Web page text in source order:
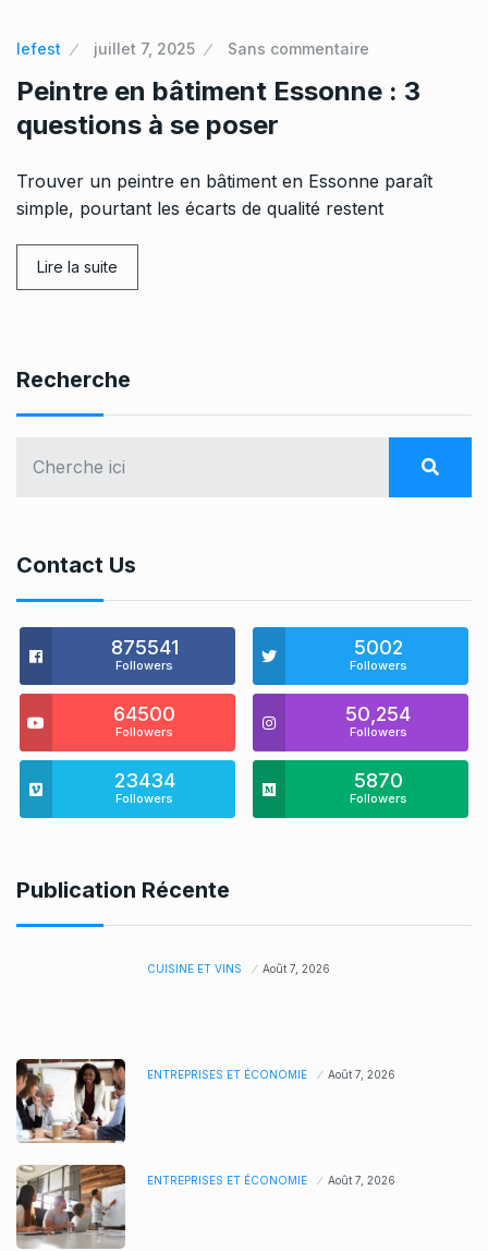
lefest juillet 7, 2025 Sans commentaire
Peintre en bâtiment Essonne : 3
questions à se poser
Trouver un peintre en bâtiment en Essonne paraît
simple, pourtant les écarts de qualité restent
Lire la suite
Recherche
Contact Us
875541
Followers
5002
Followers
64500
Followers
50,254
Followers
23434
Followers
5870
Followers
Publication Récente
CUISINE ET VINS Août 7, 2026
ENTREPRISES ET ÉCONOMIE Août 7, 2026
ENTREPRISES ET ÉCONOMIE Août 7, 2026